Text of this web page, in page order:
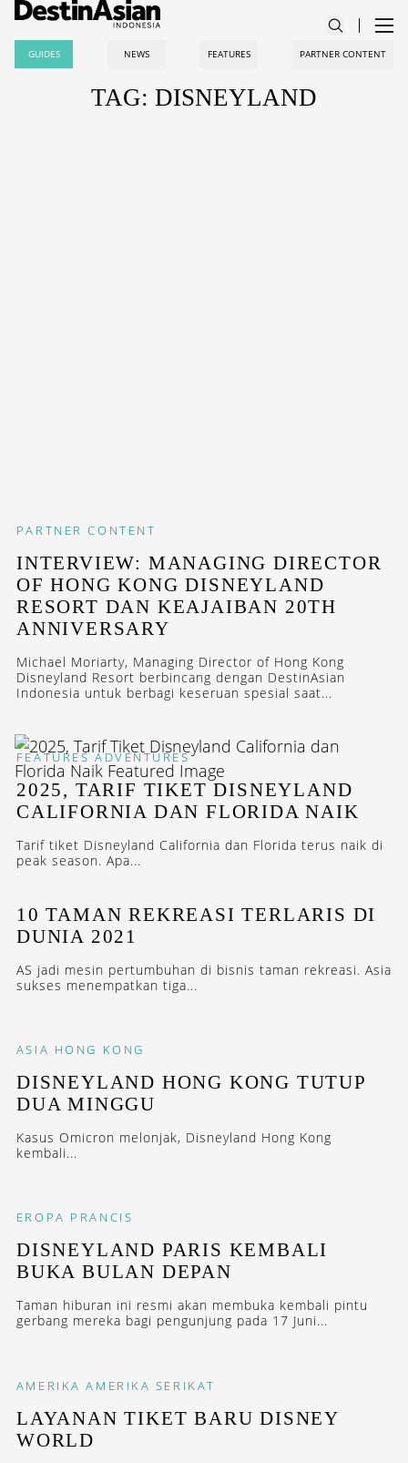
GUIDES NEWS FEATURES PARTNER CONTENT
TAG: DISNEYLAND
PARTNER CONTENT
INTERVIEW: MANAGING DIRECTOR
OF HONG KONG DISNEYLAND
RESORT DAN KEAJAIBAN 20TH
ANNIVERSARY
Michael Moriarty, Managing Director of Hong Kong
Disneyland Resort berbincang dengan DestinAsian
Indonesia untuk berbagi keseruan spesial saat...
FEATURES ADVENTURES
2025, TARIF TIKET DISNEYLAND
CALIFORNIA DAN FLORIDA NAIK
Tarif tiket Disneyland California dan Florida terus naik di
peak season. Apa...
10 TAMAN REKREASI TERLARIS DI
DUNIA 2021
AS jadi mesin pertumbuhan di bisnis taman rekreasi. Asia
sukses menempatkan tiga...
ASIA HONG KONG
DISNEYLAND HONG KONG TUTUP
DUA MINGGU
Kasus Omicron melonjak, Disneyland Hong Kong
kembali...
EROPA PRANCIS
DISNEYLAND PARIS KEMBALI
BUKA BULAN DEPAN
Taman hiburan ini resmi akan membuka kembali pintu
gerbang mereka bagi pengunjung pada 17 Juni...
AMERIKA AMERIKA SERIKAT
LAYANAN TIKET BARU DISNEY
WORLD